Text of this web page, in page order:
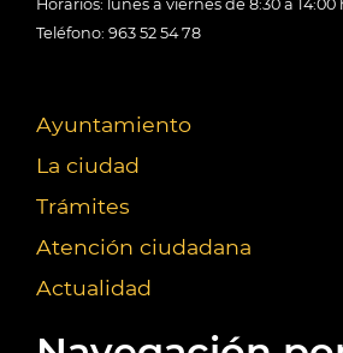
Horarios: lunes a viernes de 8:30 a 14:00
Teléfono: 963 52 54 78
Ayuntamiento
La ciudad
Trámites
Atención ciudadana
Actualidad